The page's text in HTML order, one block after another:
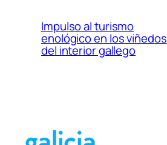
Impulso al turismo
enológico en los viñedos
del interior gallego